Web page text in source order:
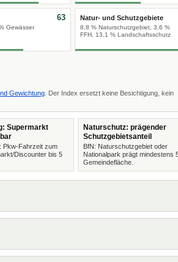
Gewässer
63 Natur- und Schutzgebiete
8,8 % Naturschutzgebiet, 3,6 %
FFH, 13,1 % Landschaftsschutz
Gewichtung . Der Index ersetzt keine Besichtigung, kein
Supermarkt
Pkw-Fahrzeit zum
Discounter bis 5
Naturschutz: prägender
Schutzgebietsanteil
BfN: Naturschutzgebiet oder
Nationalpark prägt mindestens
Gemeindefläche.